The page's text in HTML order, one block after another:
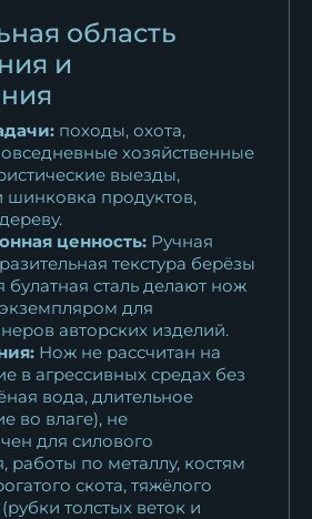
область
и
походы, охота,
хозяйственные
выезды,
шинковка продуктов,
ценность: Ручная
текстура берёзы
булатная сталь делают нож
для
авторских изделий.
Нож не рассчитан на
в агрессивных средах без
вода, длительное
во влаге), не
для силового
работы по металлу, костям
скота, тяжёлого
толстых веток и